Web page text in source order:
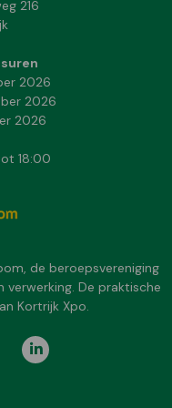
216
2026
2026
2026
18:00
de beroepsvereniging
verwerking. De praktische
Kortrijk Xpo.